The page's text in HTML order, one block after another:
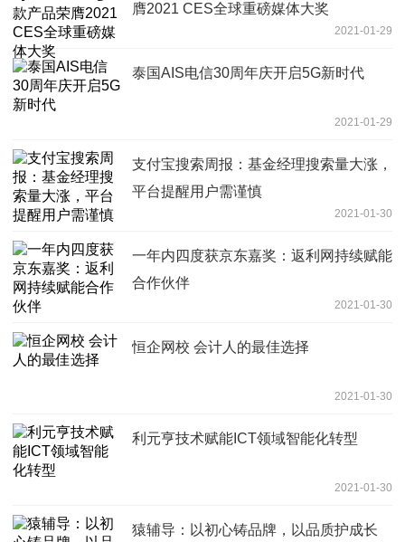
膺2021 CES全球重磅媒体大奖
2021-01-29
泰国AIS电信30周年庆开启5G新时代
2021-01-29
支付宝搜索周报：基金经理搜索量大涨，
平台提醒用户需谨慎
2021-01-30
一年内四度获京东嘉奖：返利网持续赋能
合作伙伴
2021-01-30
恒企网校 会计人的最佳选择
2021-01-30
利元亨技术赋能ICT领域智能化转型
2021-01-30
猿辅导：以初心铸品牌，以品质护成长